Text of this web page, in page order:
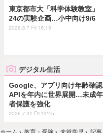
東京都市大「科学体験教室」
24の実験企画…小中向け9/6
2026.8.7 Fri 18:15
デジタル生活
Google、アプリ向け年齢確認
APIを年内に世界展開…未成年
者保護を強化
2026.7.31 Fri 13:45
ホーム › 教育・受験 › 未就学児 › 記事